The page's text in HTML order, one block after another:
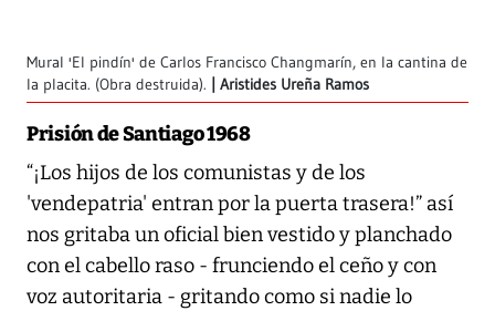
Mural 'El pindín' de Carlos Francisco Changmarín, en la cantina de
la placita. (Obra destruida).
Aristides Ureña Ramos
Prisión de Santiago 1968
“¡Los hijos de los comunistas y de los
'vendepatria' entran por la puerta trasera!” así
nos gritaba un oficial bien vestido y planchado
con el cabello raso - frunciendo el ceño y con
voz autoritaria - gritando como si nadie lo